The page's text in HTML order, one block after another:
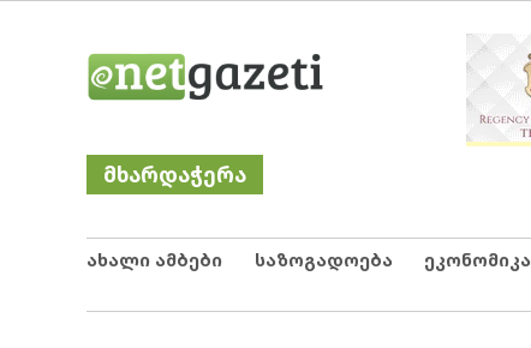
Netgazeti
მხარდაჭერა
ახალი ამბები საზოგადოება ეკონომიკა